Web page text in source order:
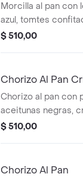
Morcilla al pan con
azul, tomtes
campanita con
$ 510,00
Chorizo Al Pan
Chorizo al pan con
aceitunas negras,
tomates secos con
$ 510,00
Chorizo Al Pan